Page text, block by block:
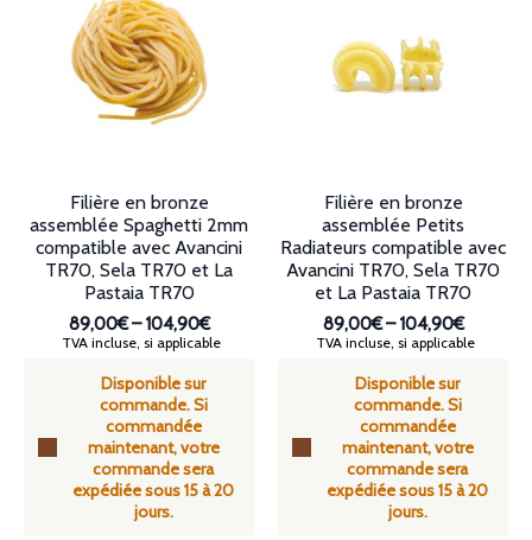
options
peuvent
choisies
produit
choisies
Disponible sur
commande. Si
commandée
maintenant, votre
commande sera
expédiée sous 15 à 20
jours.
Filière en bronze
assemblée Spaghetti 2mm
compatible avec Avancini
TR70, Sela TR70 et La
Pastaia TR70
89,00€–104,90€
Plage
prix :
89,00€
à
104,90€
TVA incluse, si applicable
Disponible sur
commande. Si
commandée
maintenant, votre
commande sera
expédiée sous 15 à 20
jours.
Filière en bronze
assemblée Petits
Radiateurs compatible avec
Avancini TR70, Sela TR70
et La Pastaia TR70
89,00€–104,90€
Plage
prix :
89,00€
à
104,90€
TVA incluse, si applicable